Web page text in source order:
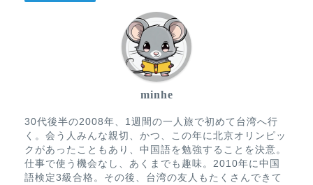
minhe
30代後半の2008年、1週間の一人旅で初めて台湾へ行
く。会う人みんな親切、かつ、この年に北京オリンピッ
クがあったこともあり、中国語を勉強することを決意。
仕事で使う機会なし、あくまでも趣味。2010年に中国
語検定3級合格。その後、台湾の友人もたくさんできて